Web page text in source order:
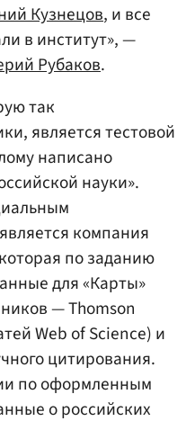
Кузнецов, и все
в институт», —
Рубаков.
так
является тестовой
написано
науки».
компания
по заданию
для «Карты»
— Thomson
Web of Science) и
цитирования.
по оформленным
о российских